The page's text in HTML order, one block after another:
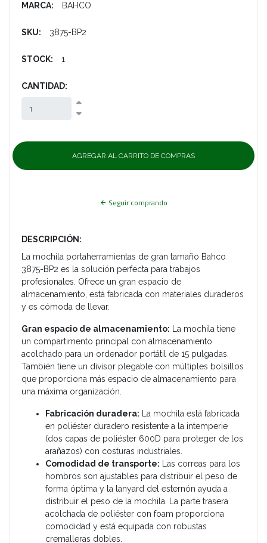
MARCA: BAHCO
SKU: 3875-BP2
STOCK: 1
CANTIDAD:
Seguir comprando
DESCRIPCIÓN:
La mochila portaherramientas de gran tamaño Bahco
3875-BP2 es la solución perfecta para trabajos
profesionales. Ofrece un gran espacio de
almacenamiento, está fabricada con materiales duraderos
y es cómoda de llevar.
Gran espacio de almacenamiento: La mochila tiene
un compartimento principal con almacenamiento
acolchado para un ordenador portátil de 15 pulgadas.
También tiene un divisor plegable con múltiples bolsillos
que proporciona más espacio de almacenamiento para
una máxima organización.
Fabricación duradera: La mochila está fabricada
en poliéster duradero resistente a la intemperie
(dos capas de poliéster 600D para proteger de los
arañazos) con costuras industriales.
Comodidad de transporte: Las correas para los
hombros son ajustables para distribuir el peso de
forma óptima y la lanyard del esternón ayuda a
distribuir el peso de la mochila. La parte trasera
acolchada de poliéster con foam proporciona
comodidad y está equipada con robustas
cremalleras dobles.